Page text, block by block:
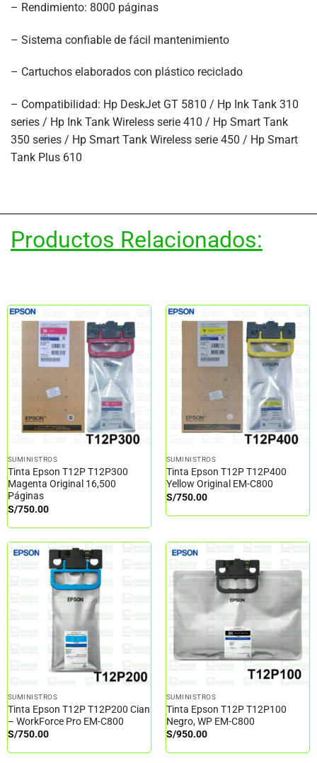
– Rendimiento: 8000 páginas
– Sistema confiable de fácil mantenimiento
– Cartuchos elaborados con plástico reciclado
– Compatibilidad: Hp DeskJet GT 5810 / Hp Ink Tank 310
series / Hp Ink Tank Wireless serie 410 / Hp Smart Tank
350 series / Hp Smart Tank Wireless serie 450 / Hp Smart
Tank Plus 610
Productos Relacionados:
SUMINISTROS
Tinta Epson T12P T12P300
Magenta Original 16,500
Páginas
S/750.00
SUMINISTROS
Tinta Epson T12P T12P400
Yellow Original EM-C800
S/750.00
SUMINISTROS
Tinta Epson T12P T12P200 Cian
– WorkForce Pro EM-C800
S/750.00
SUMINISTROS
Tinta Epson T12P T12P100
Negro, WP EM-C800
S/950.00